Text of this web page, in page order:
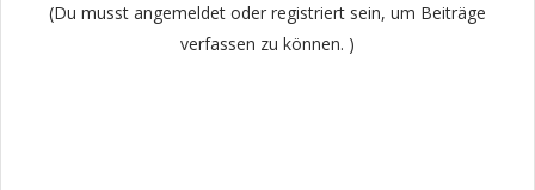
(Du musst angemeldet oder registriert sein, um Beiträge
verfassen zu können. )